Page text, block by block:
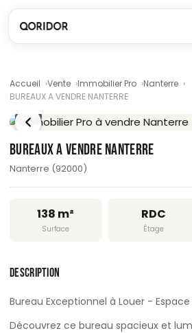
Accueil Vente Immobilier Pro
Nanterre
BUREAUX A VENDRE NANTERRE
/ 6
BUREAUX A VENDRE NANTERRE
Nanterre (92000)
138 m²
Surface
RDC
Étage
DESCRIPTION
Bureau Exceptionnel à Louer -
Découvrez ce bureau spacieux et